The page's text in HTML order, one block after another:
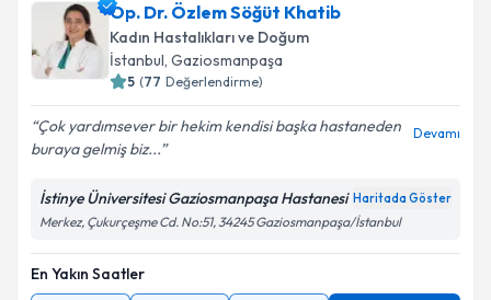
Op. Dr. Özlem Söğüt Khatib
Kadın Hastalıkları ve Doğum
İstanbul, Gaziosmanpaşa
5 (77 Değerlendirme)
Çok yardımsever bir hekim kendisi başka hastaneden
buraya gelmiş biz...
Devamı
İstinye Üniversitesi Gaziosmanpaşa Hastanesi Haritada Göster
Merkez, Çukurçeşme Cd. No:51, 34245 Gaziosmanpaşa/İstanbul
En Yakın Saatler